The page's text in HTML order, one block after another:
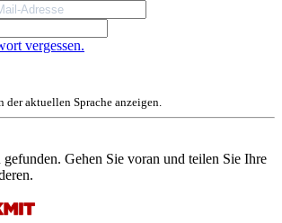
vergessen.
der aktuellen Sprache anzeigen.
Gehen Sie voran und teilen Sie Ihre